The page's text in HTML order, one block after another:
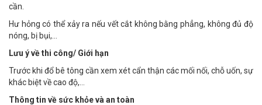
cần.
Hư hỏng có thể xảy ra nếu vết cắt không bằng phẳng, không đủ độ
nóng, bị bụi,…
Lưu ý về thi công/ Giới hạn
Trước khi đổ bê tông cần xem xét cẩn thận các mối nối, chỗ uốn, sự
khác biệt về cao độ,…
Thông tin về sức khỏe và an toàn